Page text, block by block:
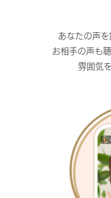
あなたの声を
お相手の声も
雰囲気